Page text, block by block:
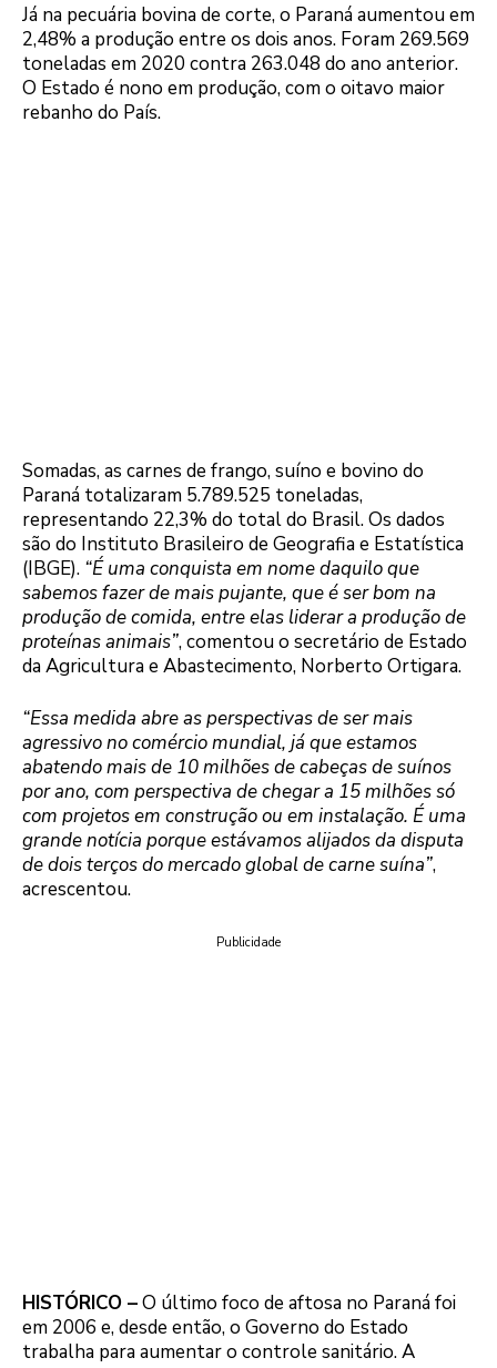
Já na pecuária bovina de corte, o Paraná aumentou em
2,48% a produção entre os dois anos. Foram 269.569
toneladas em 2020 contra 263.048 do ano anterior.
O Estado é nono em produção, com o oitavo maior
rebanho do País.
Somadas, as carnes de frango, suíno e bovino do
Paraná totalizaram 5.789.525 toneladas,
representando 22,3% do total do Brasil. Os dados
são do Instituto Brasileiro de Geografia e Estatística
(IBGE). “É uma conquista em nome daquilo que
sabemos fazer de mais pujante, que é ser bom na
produção de comida, entre elas liderar a produção de
proteínas animais”, comentou o secretário de Estado
da Agricultura e Abastecimento, Norberto Ortigara.
“Essa medida abre as perspectivas de ser mais
agressivo no comércio mundial, já que estamos
abatendo mais de 10 milhões de cabeças de suínos
por ano, com perspectiva de chegar a 15 milhões só
com projetos em construção ou em instalação. É uma
grande notícia porque estávamos alijados da disputa
de dois terços do mercado global de carne suína”,
acrescentou.
Publicidade
HISTÓRICO –O último foco de aftosa no Paraná foi
em 2006 e, desde então, o Governo do Estado
trabalha para aumentar o controle sanitário. A